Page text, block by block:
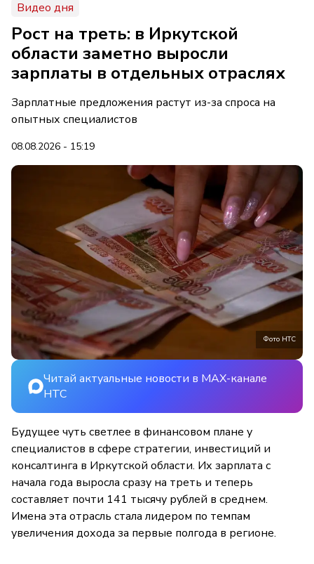
Видео дня
Рост на треть: в Иркутской
области заметно выросли
зарплаты в отдельных отраслях
Зарплатные предложения растут из-за спроса на
опытных специалистов
08.08.2026 - 15:19
Фото НТС
Читай актуальные новости в MAX-канале
НТС
Будущее чуть светлее в финансовом плане у
специалистов в сфере стратегии, инвестиций и
консалтинга в Иркутской области. Их зарплата с
начала года выросла сразу на треть и теперь
составляет почти 141 тысячу рублей в среднем.
Имена эта отрасль стала лидером по темпам
увеличения дохода за первые полгода в регионе.